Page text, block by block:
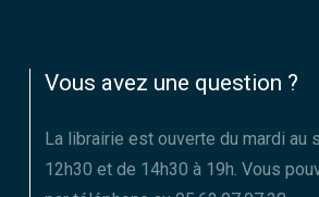
Vous avez une question ?
La librairie est ouverte du mardi au
12h30 et de 14h30 à 19h. Vous